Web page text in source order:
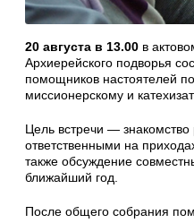
20 августа в 13.00 в
Архиерейского подворья
помощников настоятелей
миссионерскому и
Цель встречи — знакомство
ответственными на
также обсуждение
ближайший год.
После общего собрания